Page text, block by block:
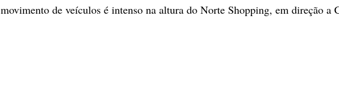
movimento de veículos é intenso na altura do Norte Shopping, em direção a